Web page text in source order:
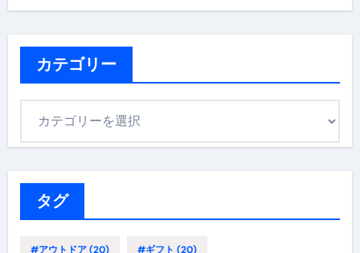
カテゴリー
タグ
#アウトドア(20) #ギフト (20)